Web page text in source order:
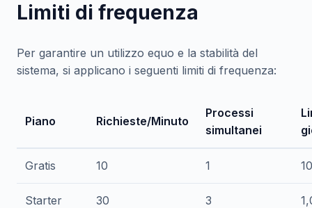
Limiti di frequenza
Per garantire un utilizzo equo e la stabilità del
sistema, si applicano i seguenti limiti di frequenza:
Piano Richieste/Minuto
Processi
simultanei
Gratis 10 1
Starter 30 3